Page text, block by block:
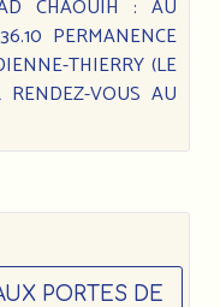
CHAOUIH : AU
PERMANENCE
THIERRY (LE
VOUS AU
PORTES DE